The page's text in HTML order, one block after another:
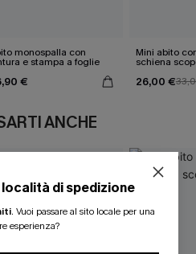
monospalla con
e stampa a foglie
€
Mini abito
schiena
26,00 €
ANCHE
di spedizione
. Vuoi passare al sito locale per una
esperienza?
OTTENERE